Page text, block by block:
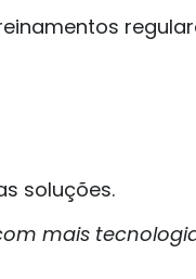
soluções.
mais